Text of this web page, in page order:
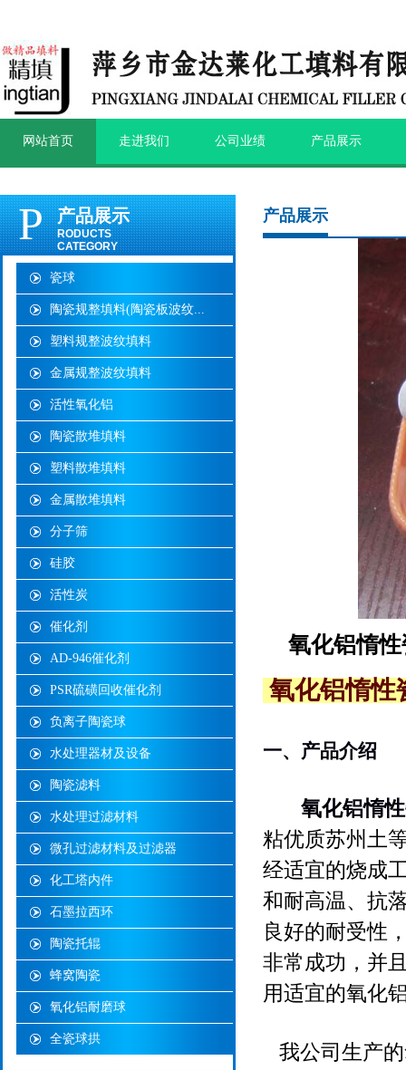
网站首页 走进我们 公司业绩 产品展示
P 产品展示
RODUCTS
CATEGORY
瓷球
陶瓷规整填料(陶瓷板波纹...
塑料规整波纹填料
金属规整波纹填料
活性氧化铝
陶瓷散堆填料
塑料散堆填料
金属散堆填料
分子筛
硅胶
活性炭
催化剂
AD-946催化剂
PSR硫磺回收催化剂
负离子陶瓷球
水处理器材及设备
陶瓷滤料
水处理过滤材料
微孔过滤材料及过滤器
化工塔内件
石墨拉西环
陶瓷托辊
蜂窝陶瓷
氧化铝耐磨球
全瓷球拱
产品展示
氧化铝惰
氧化铝惰
一、产品介绍
氧化铝惰性
粘优质苏州土
经适宜的烧成
和耐高温、抗
良好的耐受性
非常成功，并
用适宜的氧化
我公司生产的